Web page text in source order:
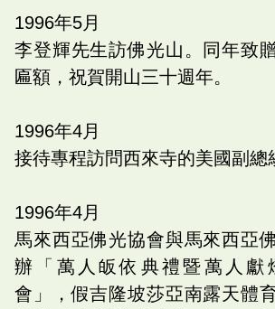
1996年5月
李登輝先生訪佛光山。同年致
匾額，祝賀開山三十週年。
1996年4月
接待專程訪問西來寺的美國副總
1996年4月
馬來西亞佛光協會與馬來西亞
辦「萬人皈依典禮暨萬人獻
會」，假吉隆坡莎亞南露天體